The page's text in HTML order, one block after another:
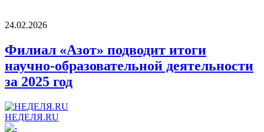
24.02.2026
Филиал «Азот» подводит итоги
научно-образовательной деятельности
за 2025 год
НЕДЕЛЯ.RU